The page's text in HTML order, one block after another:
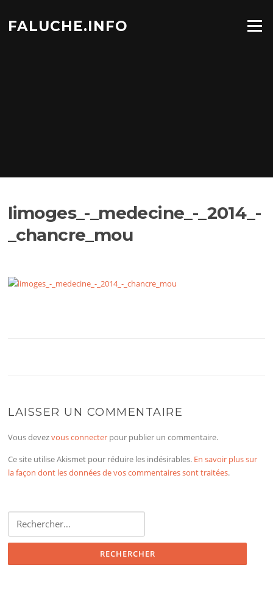
contenu
FALUCHE.INFO Menu
limoges_-_medecine_-_2014_-
_chancre_mou
LAISSER UN COMMENTAIRE
Vous devezvous connecter pour publier un commentaire.
Ce site utilise Akismet pour réduire les indésirables. En savoir plus sur
la façon dont les données de vos commentaires sont traitées.
Rechercher :